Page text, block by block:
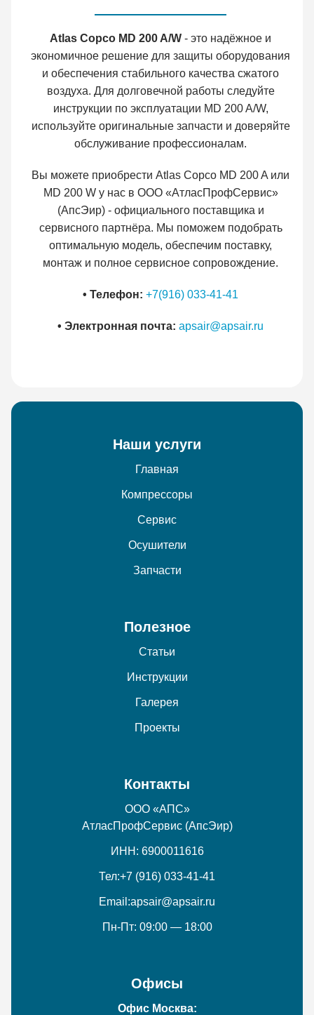
Atlas Copco MD 200 A/W - это надёжное и
экономичное решение для защиты оборудования
и обеспечения стабильного качества сжатого
воздуха. Для долговечной работы следуйте
инструкции по эксплуатации MD 200 A/W,
используйте оригинальные запчасти и доверяйте
обслуживание профессионалам.
Вы можете приобрести Atlas Copco MD 200 A или
MD 200 W у нас в ООО «АтласПрофСервис»
(АпсЭир) - официального поставщика и
сервисного партнёра. Мы поможем подобрать
оптимальную модель, обеспечим поставку,
монтаж и полное сервисное сопровождение.
• Телефон: +7(916) 033-41-41
• Электронная почта: apsair@apsair.ru
Наши услуги
Главная
Компрессоры
Сервис
Осушители
Запчасти
Полезное
Статьи
Инструкции
Галерея
Проекты
Контакты
ООО «АПС»
АтласПрофСервис (АпсЭир)
ИНН: 6900011616
Тел:+7 (916) 033-41-41
Email:apsair@apsair.ru
Пн-Пт: 09:00 — 18:00
Офисы
Офис Москва: